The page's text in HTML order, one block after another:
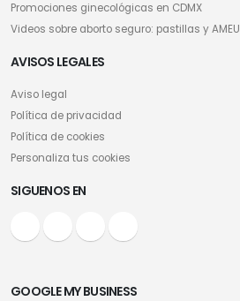
Promociones ginecológicas en CDMX
Videos sobre aborto seguro: pastillas y AMEU
AVISOS LEGALES
Aviso legal
Política de privacidad
Política de cookies
Personaliza tus cookies
SIGUENOS EN
GOOGLE MY BUSINESS